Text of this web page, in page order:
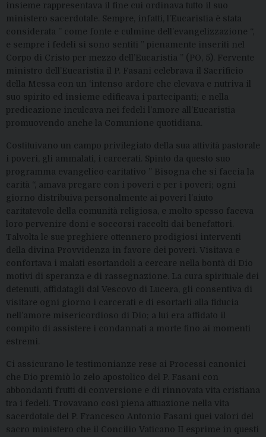
insieme rappresentava il fine cui ordinava tutto il suo
ministero sacerdotale. Sempre, infatti, l’Eucaristia è stata
considerata ” come fonte e culmine dell’evangelizzazione “,
e sempre i fedeli si sono sentiti ” pienamente inseriti nel
Corpo di Cristo per mezzo dell’Eucaristia ” (PO, 5). Fervente
ministro dell’Eucaristia il P. Fasani celebrava il Sacrificio
della Messa con un ‘intenso ardore che elevava e nutriva il
suo spirito ed insieme edificava i partecipanti; e nella
predicazione inculcava nei fedeli l’amore all’Eucaristia
promuovendo anche la Comunione quotidiana.
Costituivano un campo privilegiato della sua attività pastorale
i poveri, gli ammalati, i carcerati. Spinto da questo suo
programma evangelico-caritativo ” Bisogna che si faccia la
carità “, amava pregare con i poveri e per i poveri; ogni
giorno distribuiva personalmente ai poveri l’aiuto
caritatevole della comunità religiosa, e molto spesso faceva
loro pervenire doni e soccorsi raccolti dai benefattori.
Talvolta le sue preghiere ottennero prodigiosi interventi
della divina Provvidenza in favore dei poveri. Visitava e
confortava i malati esortandoli a cercare nella bontà di Dio
motivi di speranza e di rassegnazione. La cura spirituale dei
detenuti, affidatagli dal Vescovo di Lucera, gli consentiva di
visitare ogni giorno i carcerati e di esortarli alla fiducia
nell’amore misericordioso di Dio; a lui era affidato il
compito di assistere i condannati a morte fino ai momenti
estremi.
Ci assicurano le testimonianze rese ai Processi canonici
che Dio premiò lo zelo apostolico del P. Fasani con
abbondanti frutti di conversione e di rinnovata vita cristiana
tra i fedeli. Trovavano così piena attuazione nella vita
sacerdotale del P. Francesco Antonio Fasani quei valori del
sacro ministero che il Concilio Vaticano II esprime in questi